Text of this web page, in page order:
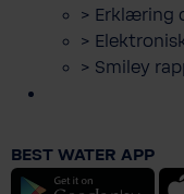
> Erklæring
>
> Smiley
BEST WATER APP